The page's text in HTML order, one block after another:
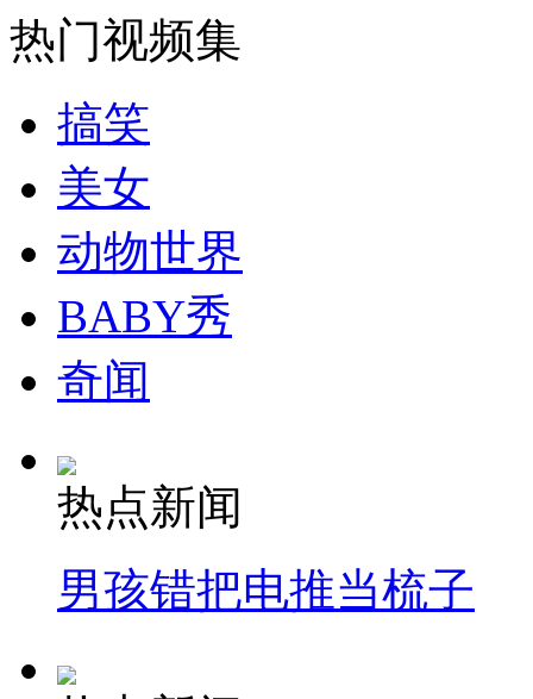
热门视频集
搞笑
美女
动物世界
BABY秀
奇闻
热点新闻
男孩错把电推当梳子